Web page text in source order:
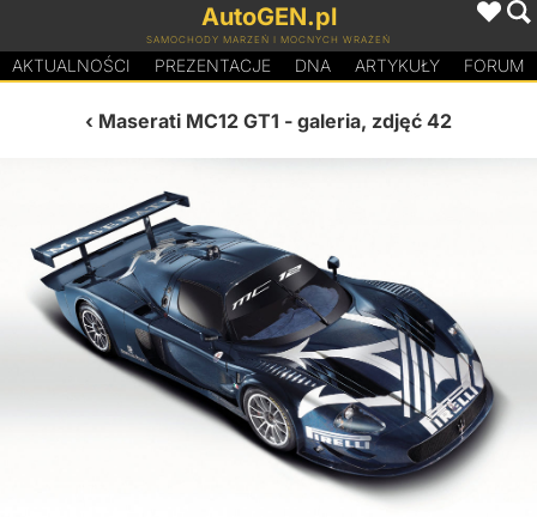
AutoGEN.pl
SAMOCHODY MARZEŃ I MOCNYCH WRAŻEŃ
AKTUALNOŚCI PREZENTACJE DNA ARTYKUŁY FORUM
Maserati MC12 GT1 - galeria, zdjęć 42